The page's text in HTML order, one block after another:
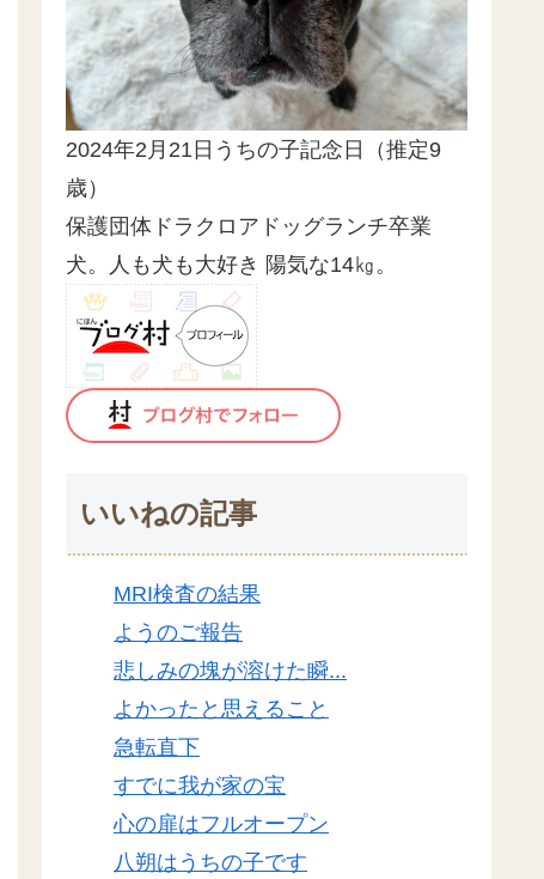
2024年2月21日うちの子記念日（推定9
歳）
保護団体ドラクロアドッグランチ卒業
犬。人も犬も大好き 陽気な14㎏。
いいねの記事
MRI検査の結果
ようのご報告
悲しみの塊が溶けた瞬...
よかったと思えること
急転直下
すでに我が家の宝
心の扉はフルオープン
八朔はうちの子です